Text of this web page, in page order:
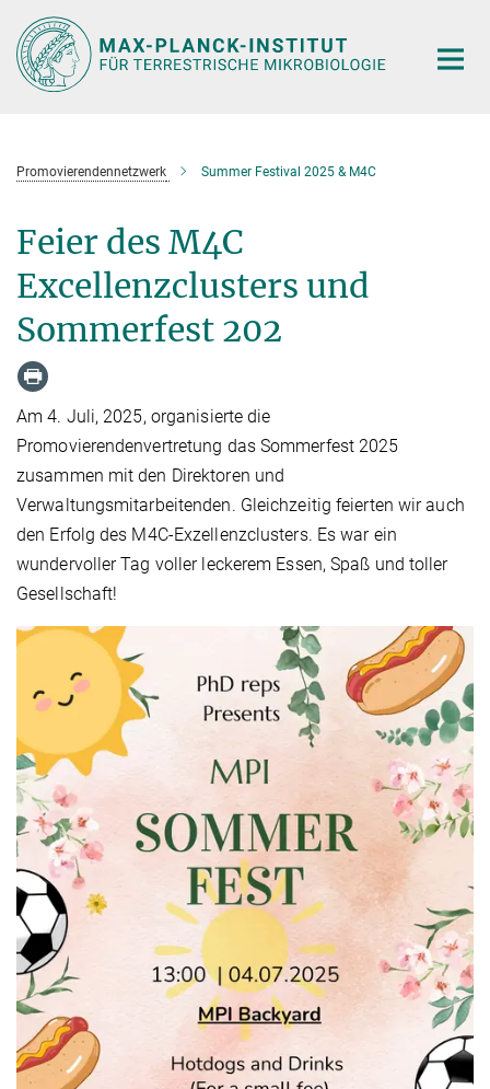
Hauptinhalt
Promovierendennetzwerk Summer Festival 2025 & M4C
Feier des M4C
Excellenzclusters und
Sommerfest 202
Am 4. Juli, 2025, organisierte die
Promovierendenvertretung das Sommerfest 2025
zusammen mit den Direktoren und
Verwaltungsmitarbeitenden. Gleichzeitig feierten wir auch
den Erfolg des M4C-Exzellenzclusters. Es war ein
wundervoller Tag voller leckerem Essen, Spaß und toller
Gesellschaft!